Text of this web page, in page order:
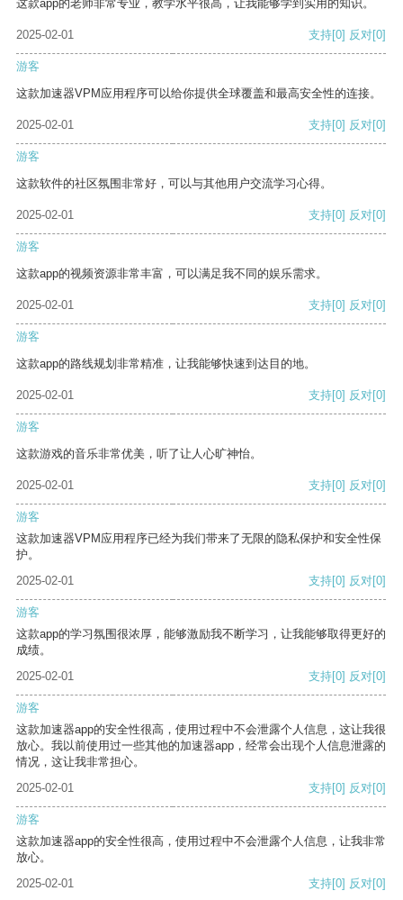
这款app的老师非常专业，教学水平很高，让我能够学到实用的知识。
2025-02-01 支持[0] 反对[0]
游客
这款加速器VPM应用程序可以给你提供全球覆盖和最高安全性的连接。
2025-02-01 支持[0] 反对[0]
游客
这款软件的社区氛围非常好，可以与其他用户交流学习心得。
2025-02-01 支持[0] 反对[0]
游客
这款app的视频资源非常丰富，可以满足我不同的娱乐需求。
2025-02-01 支持[0] 反对[0]
游客
这款app的路线规划非常精准，让我能够快速到达目的地。
2025-02-01 支持[0] 反对[0]
游客
这款游戏的音乐非常优美，听了让人心旷神怡。
2025-02-01 支持[0] 反对[0]
游客
这款加速器VPM应用程序已经为我们带来了无限的隐私保护和安全性保
护。
2025-02-01
支持[0] 反对[0]
游客
这款app的学习氛围很浓厚，能够激励我不断学习，让我能够取得更好的
成绩。
2025-02-01
支持[0] 反对[0]
游客
这款加速器app的安全性很高，使用过程中不会泄露个人信息，这让我很
放心。我以前使用过一些其他的加速器app，经常会出现个人信息泄露的
情况，这让我非常担心。
2025-02-01
支持[0] 反对[0]
游客
这款加速器app的安全性很高，使用过程中不会泄露个人信息，让我非常
放心。
2025-02-01
支持[0] 反对[0]